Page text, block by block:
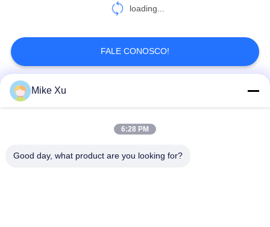
loading...
FALE CONOSCO!
Categorias populares
elétrica
industrial
Mike Xu
6:28 PM
Good day, what product are you looking for?